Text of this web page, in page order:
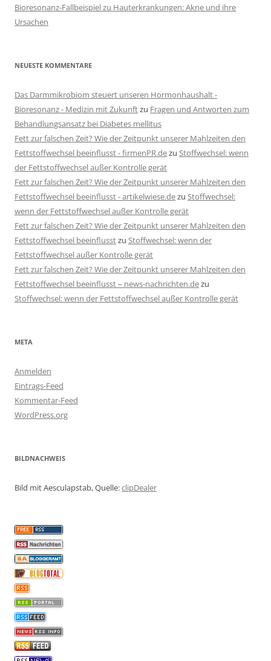
Bioresonanz-Fallbeispiel zu Hauterkrankungen: Akne und ihre
Ursachen
NEUESTE KOMMENTARE
Das Darmmikrobiom steuert unseren Hormonhaushalt -
Bioresonanz - Medizin mit Zukunftzu Fragen und Antworten zum
Behandlungsansatz bei Diabetes mellitus
Fett zur falschen Zeit? Wie der Zeitpunkt unserer Mahlzeiten den
Fettstoffwechsel beeinflusst - firmenPR.dezu Stoffwechsel: wenn
der Fettstoffwechsel außer Kontrolle gerät
Fett zur falschen Zeit? Wie der Zeitpunkt unserer Mahlzeiten den
Fettstoffwechsel beeinflusst - artikelwiese.dezu Stoffwechsel:
wenn der Fettstoffwechsel außer Kontrolle gerät
Fett zur falschen Zeit? Wie der Zeitpunkt unserer Mahlzeiten den
Fettstoffwechsel beeinflusstzu Stoffwechsel: wenn der
Fettstoffwechsel außer Kontrolle gerät
Fett zur falschen Zeit? Wie der Zeitpunkt unserer Mahlzeiten den
Fettstoffwechsel beeinflusst – news-nachrichten.dezu
Stoffwechsel: wenn der Fettstoffwechsel außer Kontrolle gerät
META
Anmelden
Eintrags-Feed
Kommentar-Feed
WordPress.org
BILDNACHWEIS
Bild mit Aesculapstab, Quelle:clipDealer